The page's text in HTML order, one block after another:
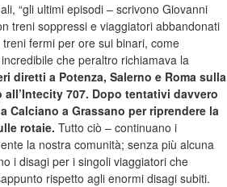
“gli ultimi episodi – scrivono Giovanni
treni soppressi e viaggiatori abbandonati
fermi per ore sui binari, come
che peraltro richiamava la
diretti a Potenza, Salerno e Roma sulla
707. Dopo tentativi davvero
Calciano a Grassano per riprendere la
rotaie. Tutto ciò – continuano i
la nostra comunità; senza più alcuna
i disagi per i singoli viaggiatori che
rispetto agli enormi disagi subiti.